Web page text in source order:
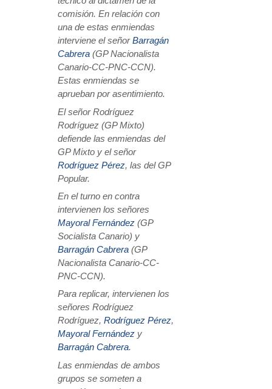
comisión. En relación con
una de estas enmiendas
interviene el señorBarragán
Cabrera (GP Nacionalista
Canario-CC-PNC-CCN).
Estas enmiendas se
aprueban por asentimiento.
El señor Rodríguez
Rodríguez (GP Mixto)
defiende las enmiendas del
GP Mixto y el señor
Rodríguez Pérez, las del GP
Popular.
En el turno en contra
intervienen los señores
Mayoral Fernández (GP
Socialista Canario) y
Barragán Cabrera (GP
Nacionalista Canario-CC-
PNC-CCN).
Para replicar, intervienen los
señores Rodríguez
Rodríguez, Rodríguez Pérez,
Mayoral Fernández y
Barragán Cabrera.
Las enmiendas de ambos
grupos se someten a